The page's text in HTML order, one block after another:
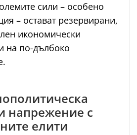
сили – особено
– остават резервирани,
икономически
на по-дълбоко
напрежение с
елити